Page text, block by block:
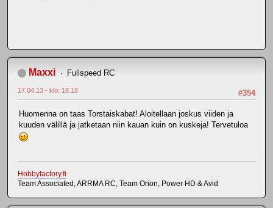
Maxxi Fullspeed RC
#354
17.04.13 - klo: 18.18
Huomenna on taas Torstaiskabat! Aloitellaan joskus viiden ja
kuuden välillä ja jatketaan niin kauan kuin on kuskeja! Tervetuloa
Hobbyfactory.fi
Team Associated, ARRMA RC, Team Orion, Power HD & Avid